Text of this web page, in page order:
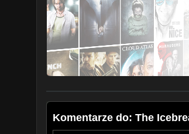
Komentarze do: The